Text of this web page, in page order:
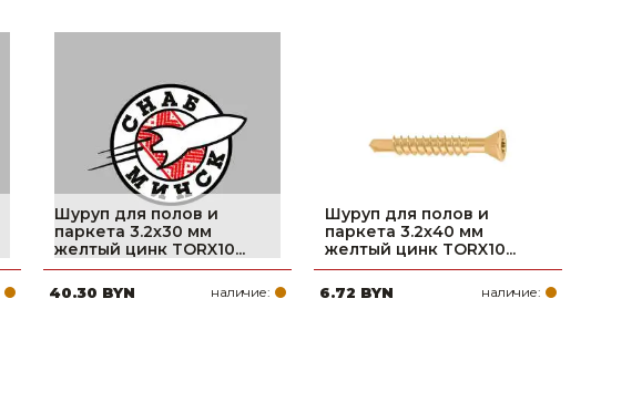
Шуруп для полов и
паркета 3.2х30 мм
желтый цинк TORX10...
40.30 BYN наличие:
Шуруп для полов и
паркета 3.2х40 мм
желтый цинк TORX10...
6.72 BYN наличие: